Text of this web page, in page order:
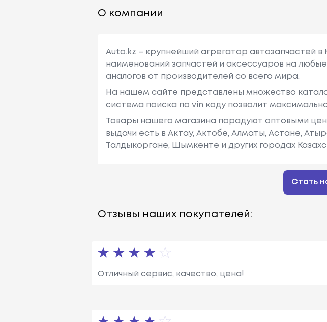
О компании
Auto.kz – крупнейший агрегатор автозапчастей
наименований запчастей и аксессуаров на
аналогов от производителей со всего мира.
На нашем сайте представлены множество
система поиска по vin коду позволит
Товары нашего магазина порадуют оптовыми
выдачи есть в Актау, Актобе, Алматы, Астане,
Талдыкоргане, Шымкенте и других городах
Стать
Отзывы наших покупателей:
Отличный сервис, качество, цена!